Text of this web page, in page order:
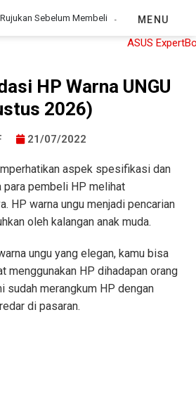
Rujukan Sebelum Membeli MENU
HP Warna UNGU
2026)
21/07/2022
aspek spesifikasi dan
pembeli HP melihat
HP warna ungu menjadi pencarian
oleh kalangan anak muda.
ungu yang elegan, kamu bisa
menggunakan HP dihadapan orang
sudah merangkum HP dengan
di pasaran.